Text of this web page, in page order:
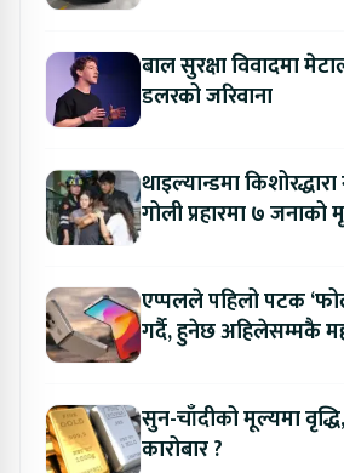
बाल सुरक्षा विवादमा
डलरको जरिवाना
थाइल्यान्डमा
गोली
एप्पलले पहिलो पटक
गर्दै, हुनेछ अहिलेसम्मकै
सुन-चाँदीको मूल्यमा
कारोबार ?